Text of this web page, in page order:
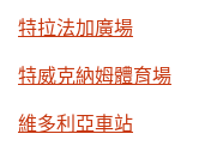
特拉法加廣場
特威克納姆體育場
維多利亞車站